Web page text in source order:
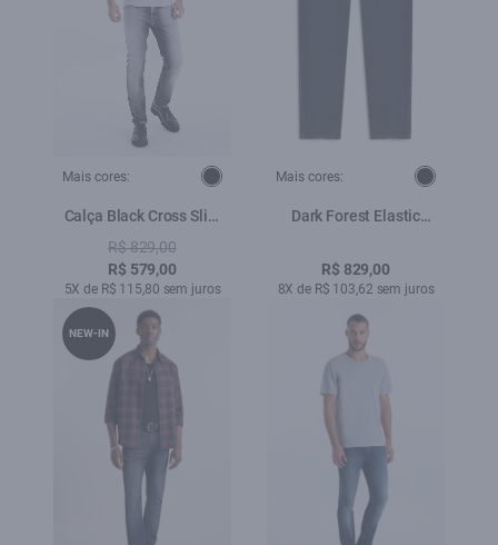
Mais cores:
Calça Black Cross Slim
Lav.Grey
R$ 829,00
R$ 579,00
5X de R$ 115,80 sem juros
Mais cores:
Dark Forest Elastic
Lav.Resinado C/3d
R$ 829,00
8X de R$ 103,62 sem juros
NEW-IN